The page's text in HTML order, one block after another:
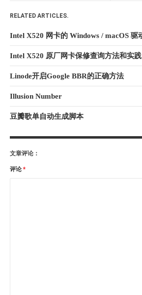
RELATED ARTICLES.
Intel X520 原厂网卡保修查询方法和实践
Linode开启Google BBR的正确方法
Illusion Number
豆瓣歌单自动生成脚本
文章评论：
评论 *